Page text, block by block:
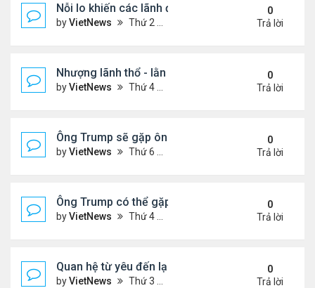
Nỗi lo khiến các lãnh đạo châu Âu tới Washington
byVietNews Thứ 2 Tháng 8 18, 2025 4:12 pm
0
Trả lời
Nhượng lãnh thổ - lằn ranh đỏ của Ukraine khi
byVietNews Thứ 4 Tháng 8 13, 2025 5:23 pm
0
Trả lời
Ông Trump sẽ gặp ông Putin tại Alaska vào tuần
byVietNews Thứ 6 Tháng 8 08, 2025 5:03 pm
0
Trả lời
Ông Trump có thể gặp ông Putin vào tuần tới
byVietNews Thứ 4 Tháng 8 06, 2025 4:29 pm
0
Trả lời
Quan hệ từ yêu đến lạnh nhạt của ông Trump với
byVietNews Thứ 3 Tháng 8 05, 2025 4:59 pm
0
Trả lời